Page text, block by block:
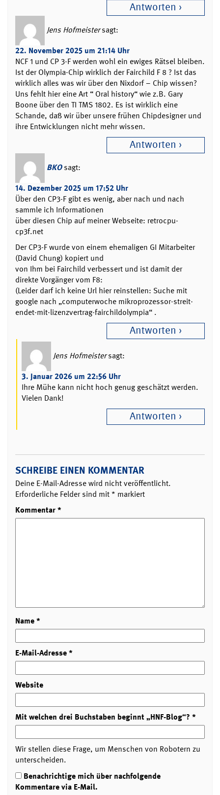
Antworten
Jens Hofmeister sagt:
22. November 2025 um 21:14 Uhr
NCF 1 und CP 3-F werden wohl ein ewiges Rätsel bleiben.
Ist der Olympia-Chip wirklich der Fairchild F 8 ? Ist das
wirklich alles was wir über den Nixdorf – Chip wissen?
Uns fehlt hier eine Art “ Oral history“ wie z.B. Gary
Boone über den TI TMS 1802. Es ist wirklich eine
Schande, daß wir über unsere frühen Chipdesigner und
ihre Entwicklungen nicht mehr wissen.
Antworten
BKO sagt:
14. Dezember 2025 um 17:52 Uhr
Über den CP3-F gibt es wenig, aber nach und nach
sammle ich Informationen
über diesen Chip auf meiner Webseite: retrocpu-
cp3f.net
Der CP3-F wurde von einem ehemaligen GI Mitarbeiter
(David Chung) kopiert und
von Ihm bei Fairchild verbessert und ist damit der
direkte Vorgänger vom F8:
(Leider darf ich keine Url hier reinstellen: Suche mit
google nach „computerwoche mikroprozessor-streit-
endet-mit-lizenzvertrag-fairchildolympia“ .
Antworten
Jens Hofmeister sagt:
3. Januar 2026 um 22:56 Uhr
Ihre Mühe kann nicht hoch genug geschätzt werden.
Vielen Dank!
Antworten
SCHREIBE EINEN KOMMENTAR
Deine E-Mail-Adresse wird nicht veröffentlicht.
Erforderliche Felder sind mit * markiert
Kommentar*
Name*
E-Mail-Adresse*
Website
Mit welchen drei Buchstaben beginnt „HNF-Blog“? *
Wir stellen diese Frage, um Menschen von Robotern zu
unterscheiden.
Benachrichtige mich über nachfolgende
Kommentare via E-Mail.